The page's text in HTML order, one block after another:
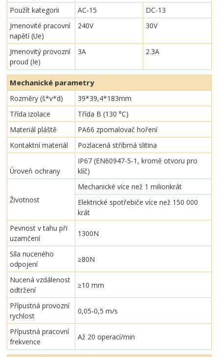
Použít kategorii
AC-15
DC-13
Jmenovité pracovní
napětí (Ue)
240V 30V
Jmenovitý provozní
proud (Ie)
3A 2.3A
Mechanické parametry
Rozměry (š*v*d)
39*39,4*183mm
Třída izolace
Třída B (130 °C)
Materiál pláště
PA66 zpomalovač hoření
Kontaktní materiál
Pozlacená stříbrná slitina
Úroveň ochrany
IP67 (EN60947-5-1, kromě otvoru pro
klíč)
Životnost
Mechanické více než 1 milionkrát
Elektrické spotřebiče více než 150 000
krát
Pevnost v tahu při
uzamčení
1300N
Síla nuceného
odpojení
≥80N
Nucená vzdálenost
odtržení
≥10 mm
Přípustná provozní
rychlost
0,05-0,5 m/s
Přípustná pracovní
frekvence
Až 20 operací/min